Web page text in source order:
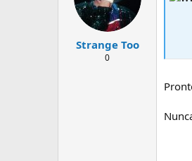
Strange Too
0